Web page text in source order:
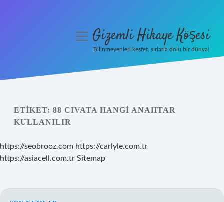
Yasal Uyarı
menüyüGizemli Hikaye Köşesi
Bilinmeyenleri keşfet, sırlarla dolu bir dünya!
ETIKET: 88 CIVATA HANGI ANAHTAR
KULLANILIR
https://seobrooz.com https://carlyle.com.tr
https://asiacell.com.tr Sitemap